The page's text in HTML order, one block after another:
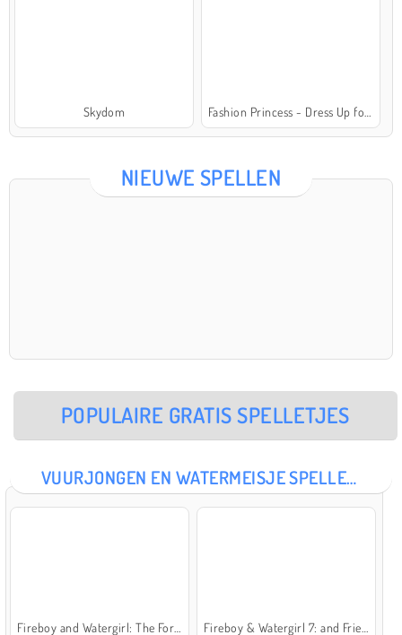
Skydom
NIEUWE SPELLEN
POPULAIRE GRATIS SPELLETJES
VUURJONGEN EN WATERMEISJE SPELLETJES